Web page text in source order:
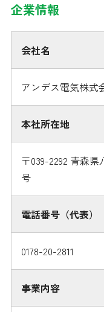
企業情報
会社名
アンデス電気株式
本社所在地
〒039-2292 青森
号
電話番号（代表）
0178-20-2811
事業内容